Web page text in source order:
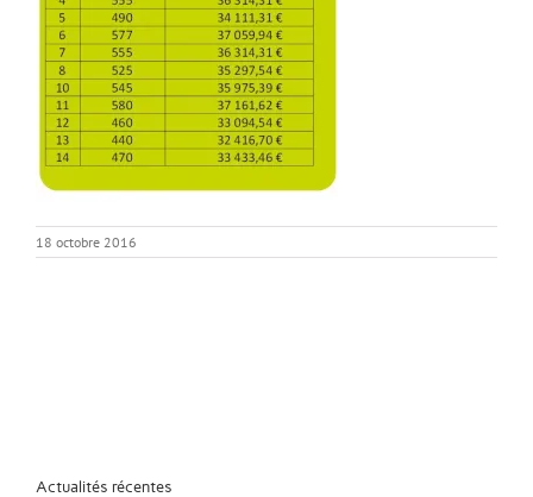
18 octobre 2016
Actualités récentes